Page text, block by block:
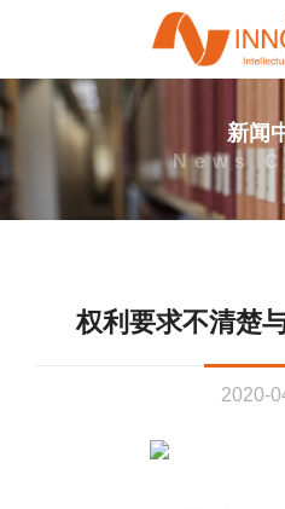
新闻
News
权利要求不清楚
2020-